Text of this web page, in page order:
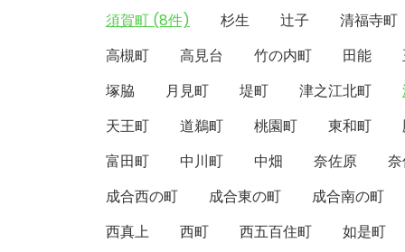
須賀町 (8件) 杉生 辻子
清福寺町
高槻町
高見台 竹の内町 田能
塚脇
月見町 堤町 津之江北町
天王町
道鵜町 桃園町 東和町
富田町
中川町 中畑 奈佐原
成合西の町
成合東の町
成合南の町
西真上
西町 西五百住町
如是町